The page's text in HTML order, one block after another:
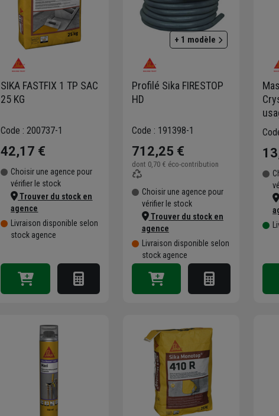
SIKA FASTFIX 1 TP SAC
25 KG
Code : 200737-1
42,17 €
Choisir une agence pour
vérifier le stock
Trouver du stock en
agence
Livraison disponible selon
stock agence
+ 1 modèle
Profilé Sika FIRESTOP
HD
Code : 191398-1
712,25 €
dont 0,70 € éco-contribution
Choisir une agence pour
vérifier le stock
Trouver du stock en
agence
Livraison disponible selon
stock agence